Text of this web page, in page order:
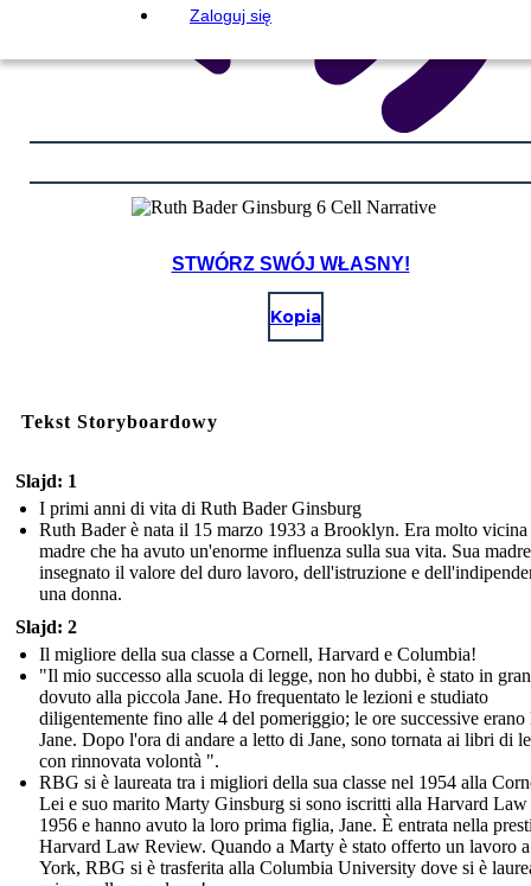
Zaloguj się
STWÓRZ SWÓJ WŁASNY!
Kopia
Tekst Storyboardowy
Slajd: 1
I primi anni di vita di Ruth Bader Ginsburg
Ruth Bader è nata il 15 marzo 1933 a Brooklyn. Era molto vicina
madre che ha avuto un'enorme influenza sulla sua vita. Sua
insegnato il valore del duro lavoro, dell'istruzione e
una donna.
Slajd: 2
Il migliore della sua classe a Cornell, Harvard e Columbia!
"Il mio successo alla scuola di legge, non ho dubbi, è stato in
dovuto alla piccola Jane. Ho frequentato le lezioni e studiato
diligentemente fino alle 4 del pomeriggio; le ore successive
Jane. Dopo l'ora di andare a letto di Jane, sono tornata ai libri di
con rinnovata volontà ".
RBG si è laureata tra i migliori della sua classe nel 1954 alla
Lei e suo marito Marty Ginsburg si sono iscritti alla Harvard Law
1956 e hanno avuto la loro prima figlia, Jane. È entrata nella
Harvard Law Review. Quando a Marty è stato offerto un lavoro
York, RBG si è trasferita alla Columbia University dove si è